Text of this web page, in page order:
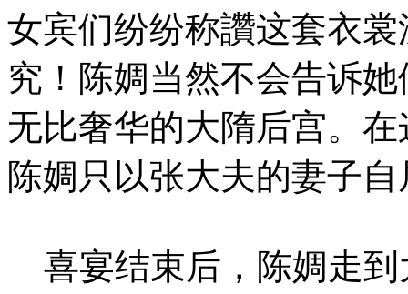
女宾们纷纷称讚这套衣
究！陈婤当然不会告诉
无比奢华的大隋后宫。
陈婤只以张大夫的妻子自
喜宴结束后，陈婤走到